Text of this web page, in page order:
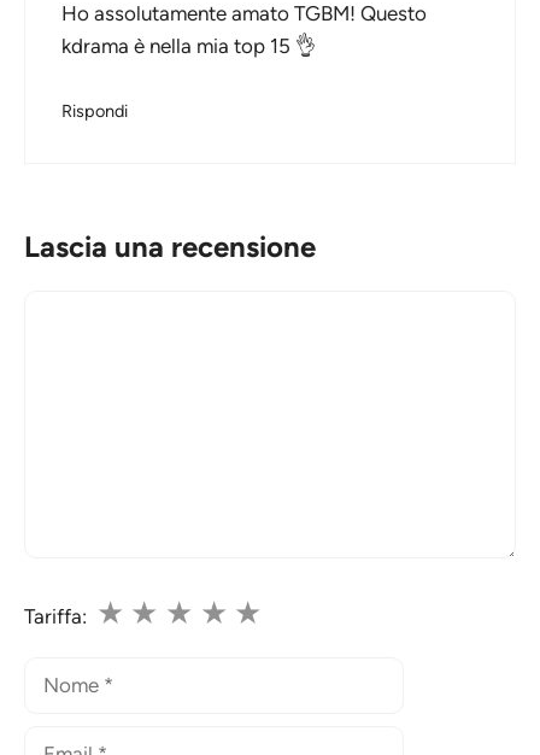
Ho assolutamente amato TGBM! Questo
kdrama è nella mia top 15 👌
Rispondi
Lascia una recensione
Tariffa: ★
★
★
★
★
Nome
Email